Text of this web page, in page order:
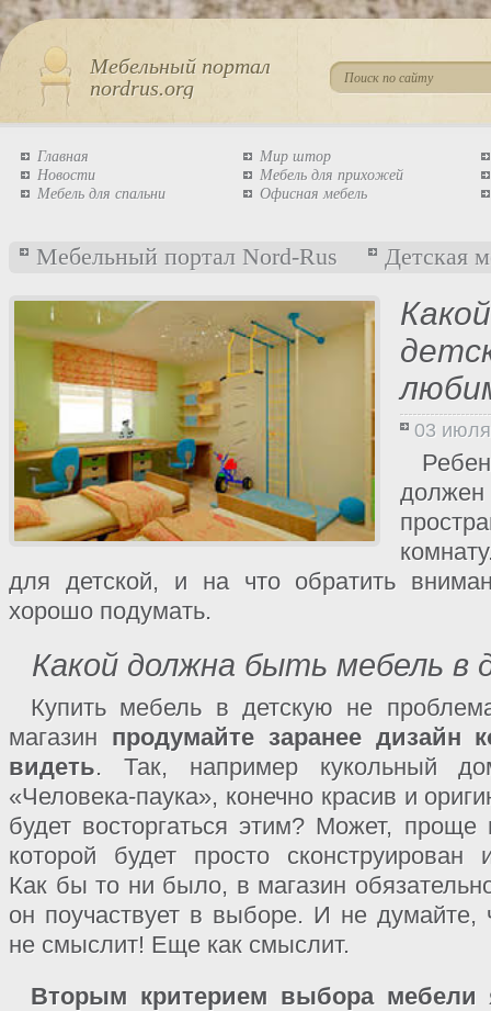
Мебельный портал
nordrus.org
Главная
Новости
Мебель для спальни
Мир штор
Мебель для прихожей
Офисная мебель
Мебельный портал Nord-Rus Детская
03 июля
для детской, и на что обратить
хорошо подумать.
Какой должна быть мебель в
Купить мебель в детскую не
магазин продумайте заранее дизайн
видеть. Так, например кукольный
«Человека-паука», конечно красив и
будет восторгаться этим? Может,
которой будет просто сконструирован
Как бы то ни было, в магазин
он поучаствует в выборе. И не думайте,
не смыслит! Еще как смыслит.
Вторым критерием выбора мебели